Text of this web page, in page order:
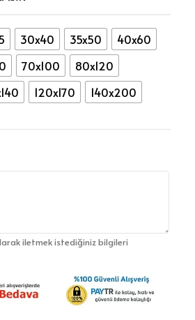
30x40 35x50
40x60
70x100
80x120
120x170 140x200
iletmek istediğiniz bilgileri